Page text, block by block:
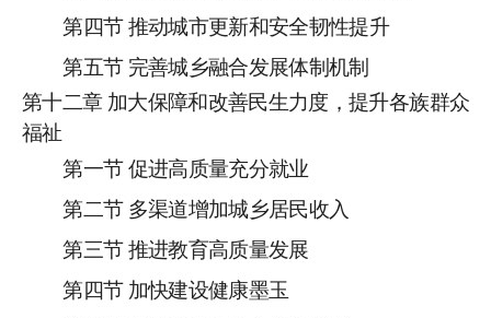
第四节 推动城市更新和安全韧性提升
第五节 完善城乡融合发展体制机制
第十二章 加大保障和改善民生力度，提升各族群众
福祉
第一节 促进高质量充分就业
第二节 多渠道增加城乡居民收入
第三节 推进教育高质量发展
第四节 加快建设健康墨玉